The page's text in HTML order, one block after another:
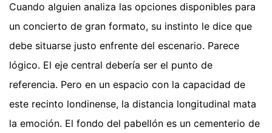
Cuando alguien analiza las opciones disponibles para
un concierto de gran formato, su instinto le dice que
debe situarse justo enfrente del escenario. Parece
lógico. El eje central debería ser el punto de
referencia. Pero en un espacio con la capacidad de
este recinto londinense, la distancia longitudinal mata
la emoción. El fondo del pabellón es un cementerio de